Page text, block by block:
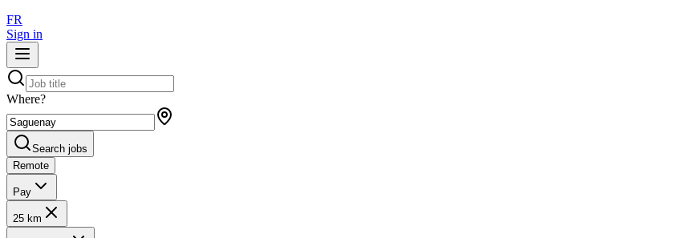
FR
Sign in
Where?
Search jobs
Remote
Pay
25 km